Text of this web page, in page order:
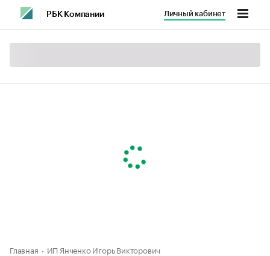
РБК Компании Личный кабинет
Главная ИП Янченко Игорь Викторович